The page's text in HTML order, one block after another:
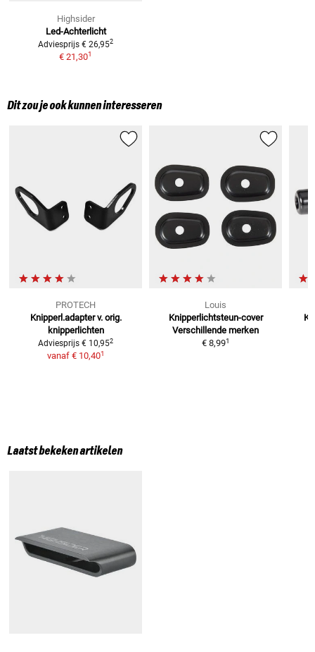
Highsider
Led-Achterlicht
Adviesprijs € 26,952
€ 21,301
Dit zou je ook kunnen interesseren
PROTECH
Knipperl.adapter v. orig.
knipperlichten
Adviesprijs € 10,952
vanaf € 10,401
Louis
Knipperlichtsteun-cover
Verschillende merken
€ 8,991
Laatst bekeken artikelen